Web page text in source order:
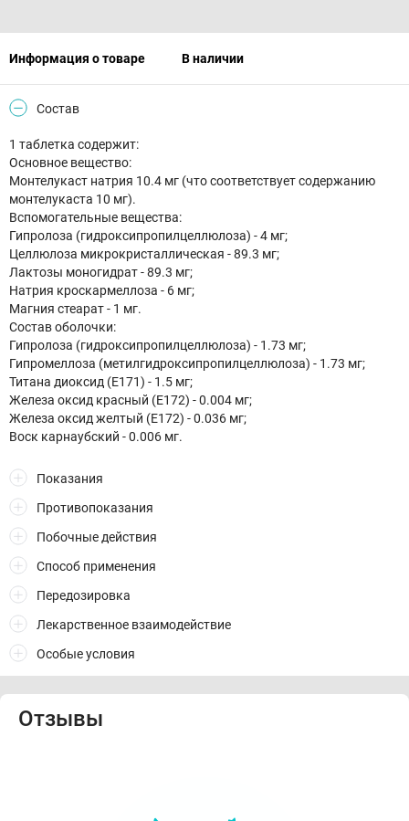
Информация о товаре В наличии
Состав
1 таблетка содержит:
Основное вещество:
Монтелукаст натрия 10.4 мг (что соответствует содержанию
монтелукаста 10 мг).
Вспомогательные вещества:
Гипролоза (гидроксипропилцеллюлоза) - 4 мг;
Целлюлоза микрокристаллическая - 89.3 мг;
Лактозы моногидрат - 89.3 мг;
Натрия кроскармеллоза - 6 мг;
Магния стеарат - 1 мг.
Состав оболочки:
Гипролоза (гидроксипропилцеллюлоза) - 1.73 мг;
Гипромеллоза (метилгидроксипропилцеллюлоза) - 1.73 мг;
Титана диоксид (E171) - 1.5 мг;
Железа оксид красный (E172) - 0.004 мг;
Железа оксид желтый (E172) - 0.036 мг;
Воск карнаубский - 0.006 мг.
Показания
Противопоказания
Побочные действия
Способ применения
Передозировка
Лекарственное взаимодействие
Особые условия
Отзывы